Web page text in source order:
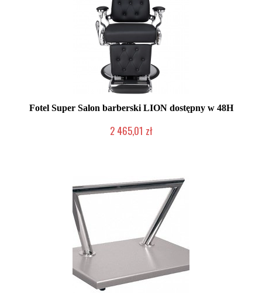
Fotel Super Salon barberski LION dostępny w 48H
2 465,01 zł